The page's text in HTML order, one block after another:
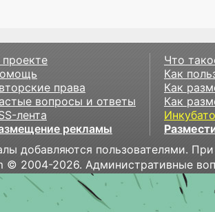
права
вопросы и ответы
лента
рекламы
Что
Как
Как
Как
добавляются пользователями.
© 2004-2026. Административные